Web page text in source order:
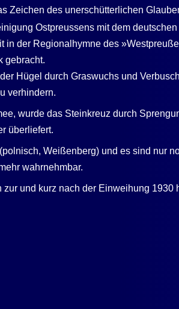
Zeichen des unerschütterlichen
Ostpreussens mit dem deutschen
in der Regionalhymne des
gebracht.
Hügel durch Graswuchs und
verhindern.
wurde das Steinkreuz durch
überliefert.
Weißenberg) und es sind nur
wahrnehmbar.
und kurz nach der Einweihung 1930